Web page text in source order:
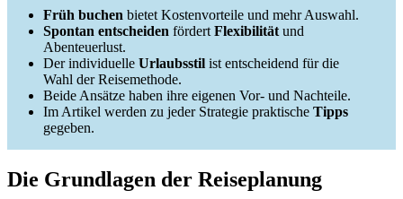
Früh buchen bietet Kostenvorteile und mehr Auswahl.
Spontan entscheiden fördert Flexibilität und
Abenteuerlust.
Der individuelle Urlaubsstil ist entscheidend für die
Wahl der Reisemethode.
Beide Ansätze haben ihre eigenen Vor- und Nachteile.
Im Artikel werden zu jeder Strategie praktische Tipps
gegeben.
Die Grundlagen der Reiseplanung